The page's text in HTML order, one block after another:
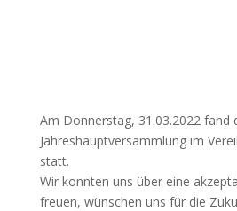
Am Donnerstag, 31.03.2022 fand
Jahreshauptversammlung im
statt.
Wir konnten uns über eine
freuen, wünschen uns für die